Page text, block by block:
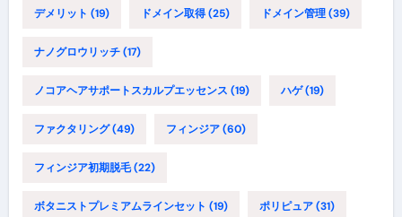
デメリット (19) ドメイン取得(25) ドメイン管理(39)
ナノグロウリッチ(17)
ノコアヘアサポートスカルプエッセンス (19) ハゲ(19)
ファクタリング(49) フィンジア(60)
フィンジア初期脱毛(22)
ボタニストプレミアムラインセット (19) ポリピュア(31)